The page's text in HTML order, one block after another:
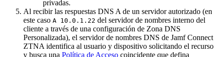
privadas.
Al recibir las respuestas DNS A de un servidor autorizado (en
este caso A 10.0.1.22 del servidor de nombres interno del
cliente a través de una configuración de Zona DNS
Personalizada), el servidor de nombres DNS de Jamf Connect
ZTNA identifica al usuario y dispositivo solicitando el recurso
y busca una Política de Acceso coincidente que defina